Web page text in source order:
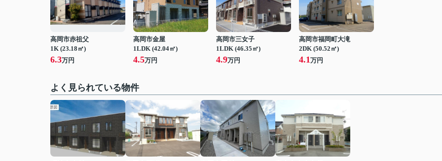
高岡市赤祖父
1K (23.18㎡)
6.3万円
高岡市金屋
1LDK (42.04㎡)
4.5万円
高岡市三女子
1LDK (46.35㎡)
4.9万円
高岡市福岡町大滝
2DK (50.52㎡)
4.1万円
よく見られている物件